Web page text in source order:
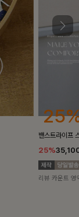
10%
[5천장돌파/
10%
리뷰 카운트 영